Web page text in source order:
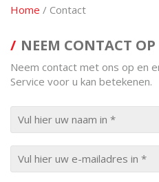
Home / Contact
NEEM CONTACT OP
Neem contact met ons op en
Service voor u kan betekenen.